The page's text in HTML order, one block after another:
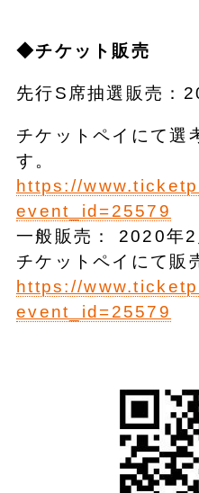
◆チケット販売
先行S席抽選販売：
チケットペイにて選
す。
https://
event_id=25579
一般販売： 2020年
チケットペイにて販
https://
event_id=25579